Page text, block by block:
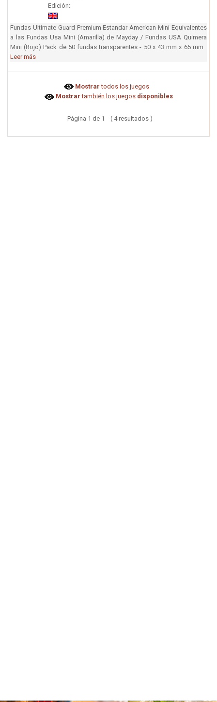
Edición:
Fundas Ultimate Guard Premium Estandar American Mini Equivalentes
a las Fundas Usa Mini (Amarilla) de Mayday / Fundas USA Quimera
Mini (Rojo) Pack de 50 fundas transparentes - 50 x 43 mm x 65 mm
Leer más
Mostrar todos los juegos
Mostrar también los juegos disponibles
Página 1 de 1 ( 4 resultados )